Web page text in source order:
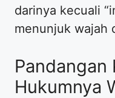
darinya kecuali
menunjuk wajah
​Pandangan
Hukumnya